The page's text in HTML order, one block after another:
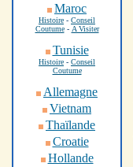
Maroc
Histoire - Conseil
Coutume- A Visiter
Tunisie
Histoire - Conseil
Coutume
Allemagne
Vietnam
Thaïlande
Croatie
Hollande